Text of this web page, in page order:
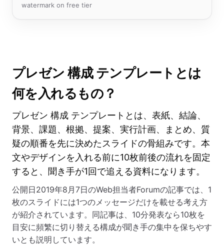
watermark on free tier
プレゼン 構成 テンプレートとは
何を入れるもの？
プレゼン 構成 テンプレートとは、表紙、結論、
背景、課題、根拠、提案、実行計画、まとめ、質
疑の順番を先に決めたスライドの骨組みです。本
文やデザインを入れる前に10枚前後の流れを固定
すると、聞き手が1回で追える資料になります。
公開日2019年8月7日のWeb担当者Forumの記事では、1
枚のスライドには1つのメッセージだけを載せる考え方
が紹介されています。同記事は、10分発表なら10枚を
目安に頻繁に切り替える構成が聞き手の集中を保ちやす
いとも説明しています。